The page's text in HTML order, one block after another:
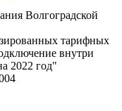
Волгоградской
тарифных
внутри
2022 год"